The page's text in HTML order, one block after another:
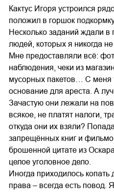
Кактус Игоря устроился
положил в горшок
Несколько заданий ждали
людей, которых я никогда не
Мне предоставляли всё:
наблюдения, чеки из
мусорных пакетов… С меня
основание для ареста. А
Зачастую они лежали на
всякое, не платят налоги,
откуда они их взяли?
запрещённых книг и
брошенной цитате из
целое уголовное дело.
Иногда приходилось
права – всегда есть повод.